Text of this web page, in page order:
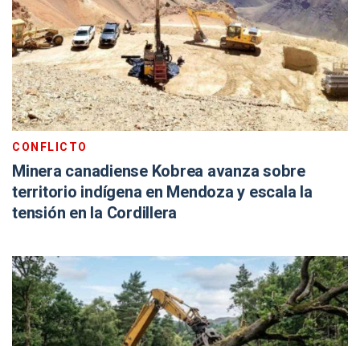
CONFLICTO
Minera canadiense Kobrea avanza sobre
territorio indígena en Mendoza y escala la
tensión en la Cordillera